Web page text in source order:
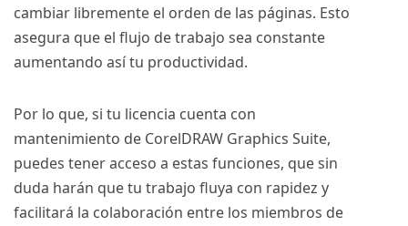
cambiar libremente el orden de las páginas. Esto
asegura que el flujo de trabajo sea constante
aumentando así tu productividad.
Por lo que, si tu licencia cuenta con
mantenimiento de CorelDRAW Graphics Suite,
puedes tener acceso a estas funciones, que sin
duda harán que tu trabajo fluya con rapidez y
facilitará la colaboración entre los miembros de